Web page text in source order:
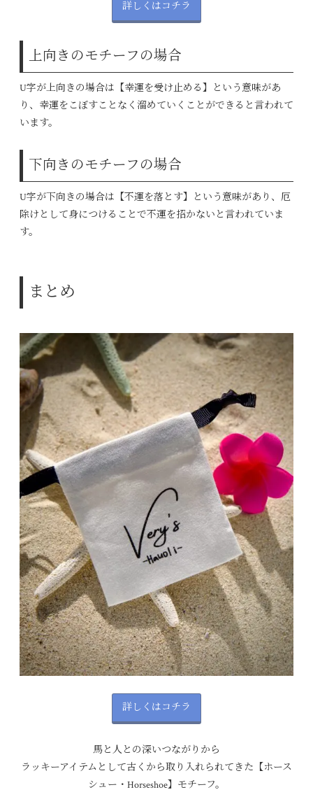
詳しくはコチラ
上向きのモチーフの場合
U字が上向きの場合は【幸運を受け止める】という意味があ
り、幸運をこぼすことなく溜めていくことができると言われて
います。
下向きのモチーフの場合
U字が下向きの場合は【不運を落とす】という意味があり、厄
除けとして身につけることで不運を招かないと言われていま
す。
まとめ
詳しくはコチラ
馬と人との深いつながりから
ラッキーアイテムとして古くから取り入れられてきた【ホース
シュー・Horseshoe】モチーフ。